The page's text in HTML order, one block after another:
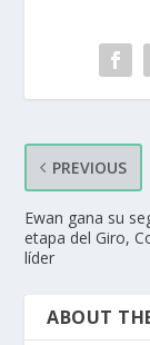
PREVIOUS
Ewan gana su
etapa del Giro,
líder
ABOUT